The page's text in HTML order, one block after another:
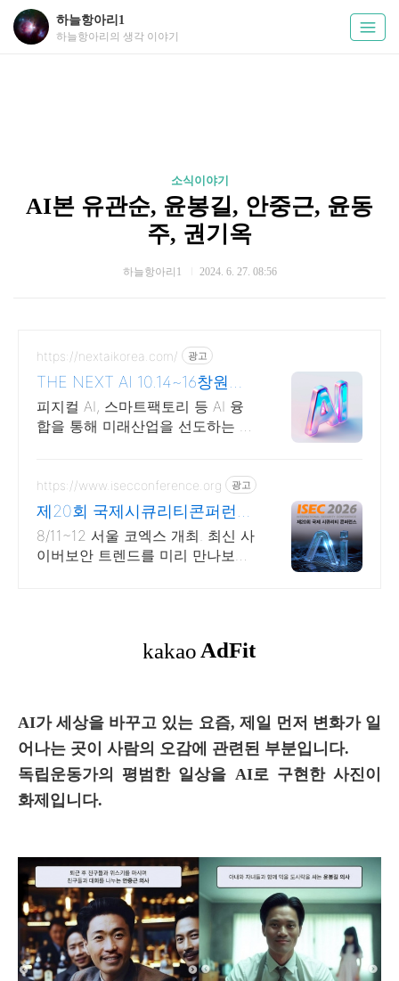
하늘항아리1
하늘항아리의 생각 이야기
소식이야기
AI본 유관순, 윤봉길, 안중근, 윤동
주, 권기옥
하늘항아리1 2024. 6. 27. 08:56
https://nextaikorea.com/ 광고
THE NEXT AI 10.14~16창원컨
벤션센터
피지컬 AI, 스마트팩토리 등 AI 융
합을 통해 미래산업을 선도하는 AI
https://www.isecconference.org 광고
제20회 국제시큐리티콘퍼런스
ISEC 2026
8/11~12 서울 코엑스 개최. 최신 사
이버보안 트렌드를 미리 만나보세
AI가 세상을 바꾸고 있는 요즘, 제일 먼저 변화가 일
어나는 곳이 사람의 오감에 관련된 부분입니다.
독립운동가의 평범한 일상을 AI로 구현한 사진이
화제입니다.